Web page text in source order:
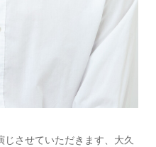
させていただきます、大久